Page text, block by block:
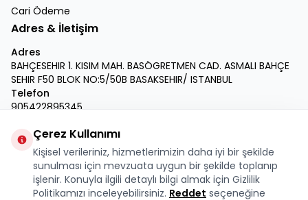
Cari Ödeme
Adres & İletişim
Adres
BAHÇESEHIR 1. KISIM MAH. BASÖGRETMEN CAD. ASMALI BAHÇE
SEHIR F50 BLOK NO:5/50B BASAKSEHIR/ ISTANBUL
Telefon
905422895345
info@krmdukkan.com
Facebook
X İnstagram
YoutubeLinkedin
Çerez Kullanımı
Kişisel verileriniz, hizmetlerimizin daha iyi bir şekilde
sunulması için mevzuata uygun bir şekilde toplanıp
işlenir. Konuyla ilgili detaylı bilgi almak için Gizlilik
Politikamızı inceleyebilirsiniz. Reddet seçeneğine